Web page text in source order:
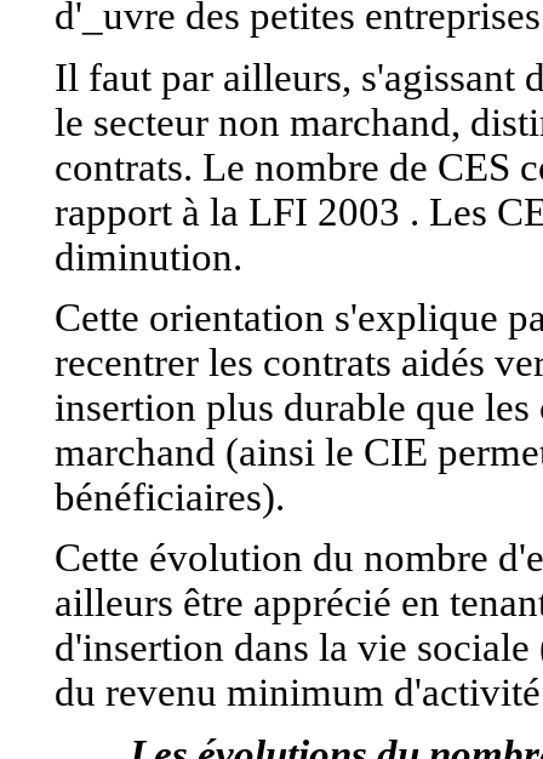
d'_uvre des petites
Il faut par ailleurs, s'agissant
le secteur non marchand,
contrats. Le nombre de CES
rapport à la LFI 2003 . Les
diminution.
Cette orientation s'explique
recentrer les contrats aidés
insertion plus durable que
marchand (ainsi le CIE
bénéficiaires).
Cette évolution du nombre
ailleurs être apprécié en
d'insertion dans la vie
du revenu minimum